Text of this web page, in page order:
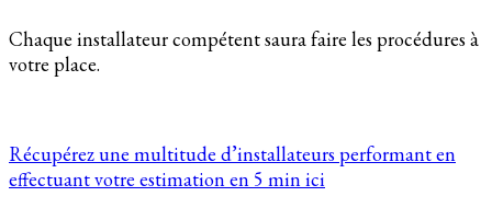
Chaque installateur compétent saura faire les procédures à
votre place.
Récupérez une multitude d’installateurs performant en
effectuant votre estimation en 5 min ici